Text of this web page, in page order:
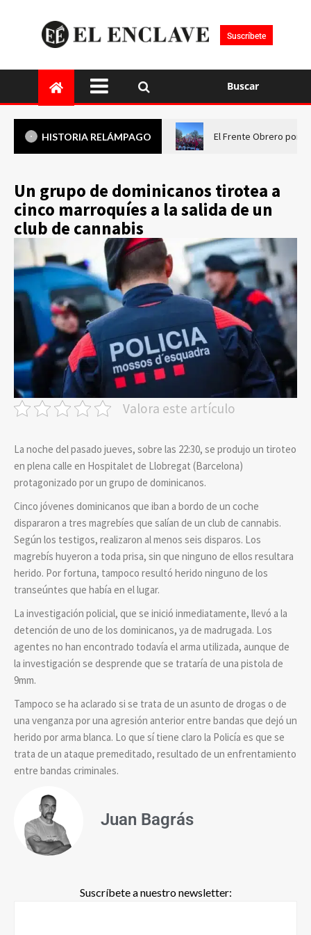
Suscríbete
Buscar
HISTORIA RELÁMPAGO El Frente Obrero pone
Un grupo de dominicanos tirotea a
cinco marroquíes a la salida de un
club de cannabis
Valora este artículo
La noche del pasado jueves, sobre las 22:30, se produjo un tiroteo
en plena calle en Hospitalet de Llobregat (Barcelona)
protagonizado por un grupo de dominicanos.
Cinco jóvenes dominicanos que iban a bordo de un coche
dispararon a tres magrebíes que salían de un club de cannabis.
Según los testigos, realizaron al menos seis disparos. Los
magrebís huyeron a toda prisa, sin que ninguno de ellos resultara
herido. Por fortuna, tampoco resultó herido ninguno de los
transeúntes que había en el lugar.
La investigación policial, que se inició inmediatamente, llevó a la
detención de uno de los dominicanos, ya de madrugada. Los
agentes no han encontrado todavía el arma utilizada, aunque de
la investigación se desprende que se trataría de una pistola de
9mm.
Tampoco se ha aclarado si se trata de un asunto de drogas o de
una venganza por una agresión anterior entre bandas que dejó un
herido por arma blanca. Lo que sí tiene claro la Policía es que se
trata de un ataque premeditado, resultado de un enfrentamiento
entre bandas criminales.
Juan Bagrás
Suscríbete a nuestro newsletter: